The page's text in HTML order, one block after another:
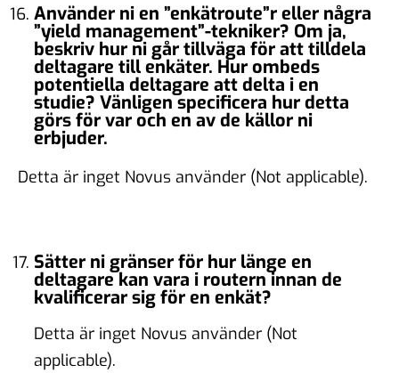
Använder ni en ”enkätroute”r eller några
”yield management”-tekniker? Om ja,
beskriv hur ni går tillväga för att tilldela
deltagare till enkäter. Hur ombeds
potentiella deltagare att delta i en
studie? Vänligen specificera hur detta
görs för var och en av de källor ni
erbjuder.
Detta är inget Novus använder (Not applicable).
Sätter ni gränser för hur länge en
deltagare kan vara i routern innan de
kvalificerar sig för en enkät?
Detta är inget Novus använder (Not
applicable).